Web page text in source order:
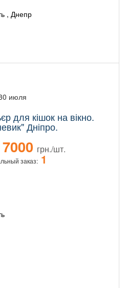
, Днепр
июля
для кішок на вікно.
Дніпро.
7000 грн./шт.
заказ: 1